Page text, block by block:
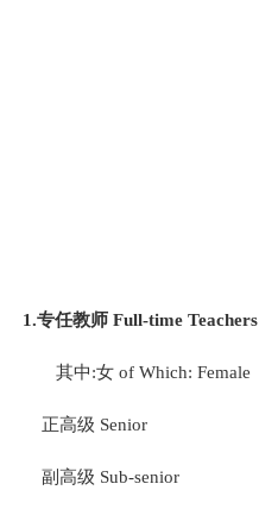
1.专任教师 Full-time Teachers
其中:女 of Which: Female
正高级 Senior
副高级 Sub-senior